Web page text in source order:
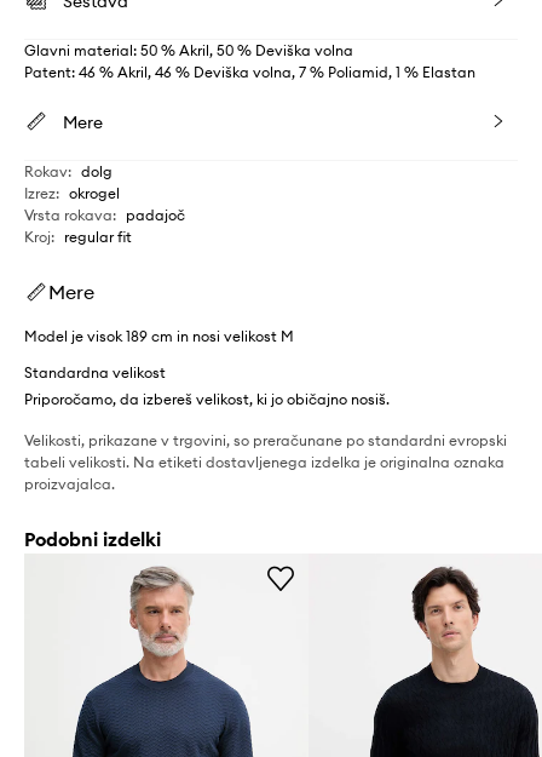
Glavni material: 50 % Akril, 50 % Deviška volna
Patent: 46 % Akril, 46 % Deviška volna, 7 % Poliamid, 1 % Elastan
Mere
Rokav: dolg
Izrez: okrogel
Vrsta rokava: padajoč
Kroj: regular fit
Mere
Model je visok 189 cm in nosi velikost M
Standardna velikost
Priporočamo, da izbereš velikost, ki jo običajno nosiš.
Velikosti, prikazane v trgovini, so preračunane po standardni evropski
tabeli velikosti. Na etiketi dostavljenega izdelka je originalna oznaka
proizvajalca.
Podobni izdelki